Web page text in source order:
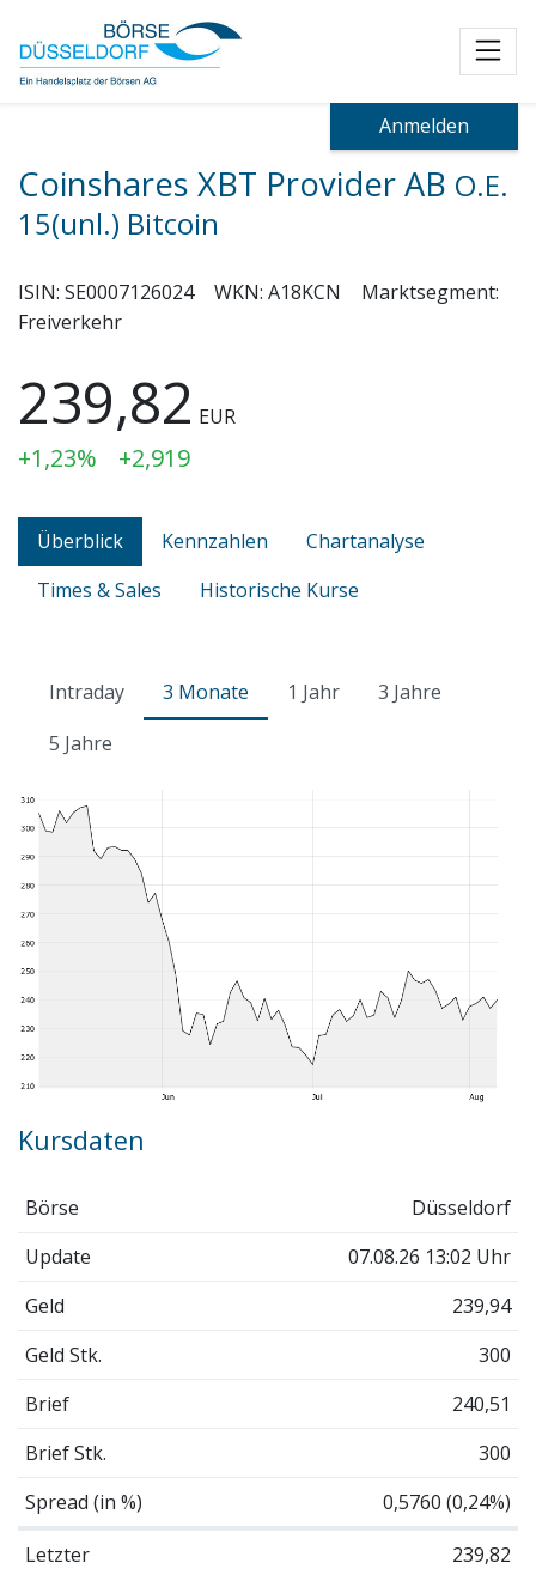
Anmelden
Coinshares XBT Provider AB O.E.
15(unl.) Bitcoin
ISIN: SE0007126024 WKN: A18KCN
Marktsegment:
Freiverkehr
239,82 EUR
+1,23% +2,919
Überblick Kennzahlen
Chartanalyse
Times & Sales
Historische Kurse
Intraday 3 Monate 1 Jahr
3 Jahre
5 Jahre
Kursdaten
Börse
Düsseldorf
Update
07.08.26 13:02 Uhr
Geld
239,94
Geld Stk.
300
Brief
240,51
Brief Stk.
300
Spread (in %)
0,5760 (0,24%)
Letzter
239,82